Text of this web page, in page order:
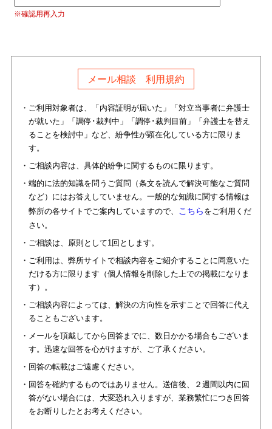
※確認用再入力
メール相談 利用規約
・ご利用対象者は、「内容証明が届いた」「対立当事者に弁護士
が就いた」「調停･裁判中」「調停･裁判目前」「弁護士を替え
ることを検討中」など、紛争性が顕在化している方に限りま
す。
・ご相談内容は、具体的紛争に関するものに限ります。
・端的に法的知識を問うご質問（条文を読んで解決可能なご質問
など）にはお答えしていません。一般的な知識に関する情報は
弊所の各サイトでご案内していますので、
こちら をご利用くだ
さい。
・ご相談は、原則として1回とします。
・ご利用は、弊所サイトで相談内容をご紹介することに同意いた
だける方に限ります（個人情報を削除した上での掲載になりま
す）。
・ご相談内容によっては、解決の方向性を示すことで回答に代え
ることもございます。
・メールを頂戴してから回答までに、数日かかる場合もございま
す。迅速な回答を心がけますが、ご了承ください。
・回答の転載はご遠慮ください。
・回答を確約するものではありません。送信後、２週間以内に回
答がない場合には、大変恐れ入りますが、業務繁忙につき回答
をお断りしたとお考えください。